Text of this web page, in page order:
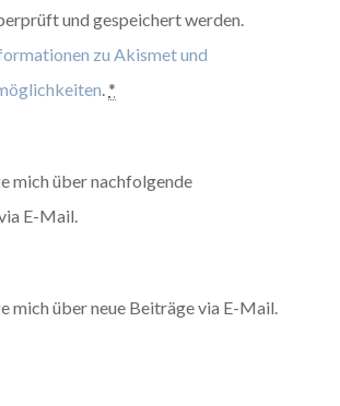
und gespeichert werden.
zu Akismet und
.*
mich über nachfolgende
E-Mail.
mich über neue Beiträge via E-Mail.